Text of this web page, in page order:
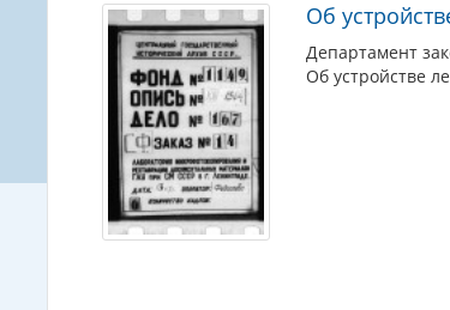
Об
Департамент
Об устройстве